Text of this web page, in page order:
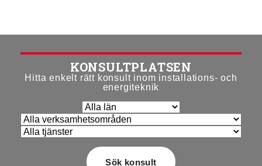
KONSULTPLATSEN
Hitta enkelt rätt konsult inom installations- och
energiteknik